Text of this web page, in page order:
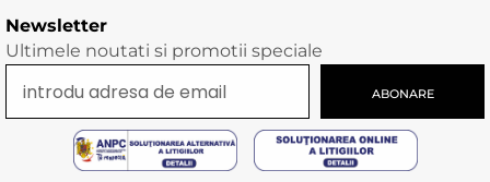
Newsletter
Ultimele noutati si promotii speciale
ABONARE